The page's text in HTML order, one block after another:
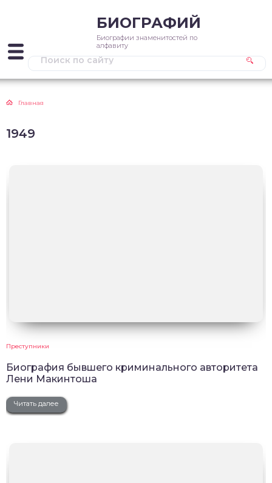
БИОГРАФИЙ
Биографии знаменитостей по
алфавиту
Главная
1949
Преступники
Биография бывшего криминального авторитета
Лени Макинтоша
Читать далее